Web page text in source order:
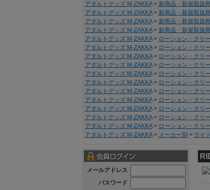
アダルトグッズ M-ZAKKA> 新商品・新規取扱
アダルトグッズ M-ZAKKA> 新商品・新規取扱
アダルトグッズ M-ZAKKA> 新商品・新規取扱
アダルトグッズ M-ZAKKA> 新商品・新規取扱
アダルトグッズ M-ZAKKA> ローション・クリ
アダルトグッズ M-ZAKKA> ローション・クリ
アダルトグッズ M-ZAKKA> ローション・クリ
アダルトグッズ M-ZAKKA> ローション・クリ
アダルトグッズ M-ZAKKA> ローション・クリ
アダルトグッズ M-ZAKKA> ローション・クリ
アダルトグッズ M-ZAKKA> ローション・クリ
アダルトグッズ M-ZAKKA> ローション・クリ
アダルトグッズ M-ZAKKA> ローション・クリ
アダルトグッズ M-ZAKKA> ローション・クリ
アダルトグッズ M-ZAKKA> ローション・クリ
アダルトグッズ M-ZAKKA> メーカー別 > ライ
メールアドレス
パスワード